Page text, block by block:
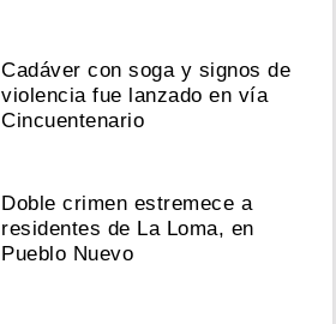
Cadáver con soga y signos de
violencia fue lanzado en vía
Cincuentenario
Doble crimen estremece a
residentes de La Loma, en
Pueblo Nuevo